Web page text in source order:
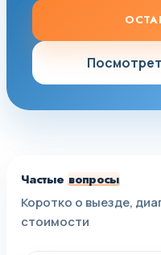
Частые вопросы
Коротко о выезде,
стоимости